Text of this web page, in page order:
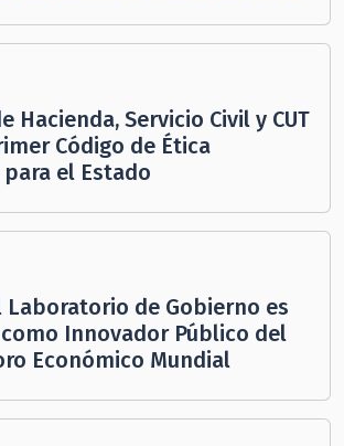
Hacienda, Servicio Civil y CUT
Código de Ética
el Estado
Laboratorio de Gobierno es
Innovador Público del
Económico Mundial